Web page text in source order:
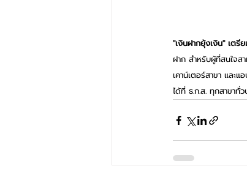
"เงินฝากยุ้งเงิน" เตรี
ฝาก สำหรับผู้ที่สนใจส
เคาน์เตอร์สาขา และ
ได้ที่ ธ.ก.ส. ทุกสาขาทั่